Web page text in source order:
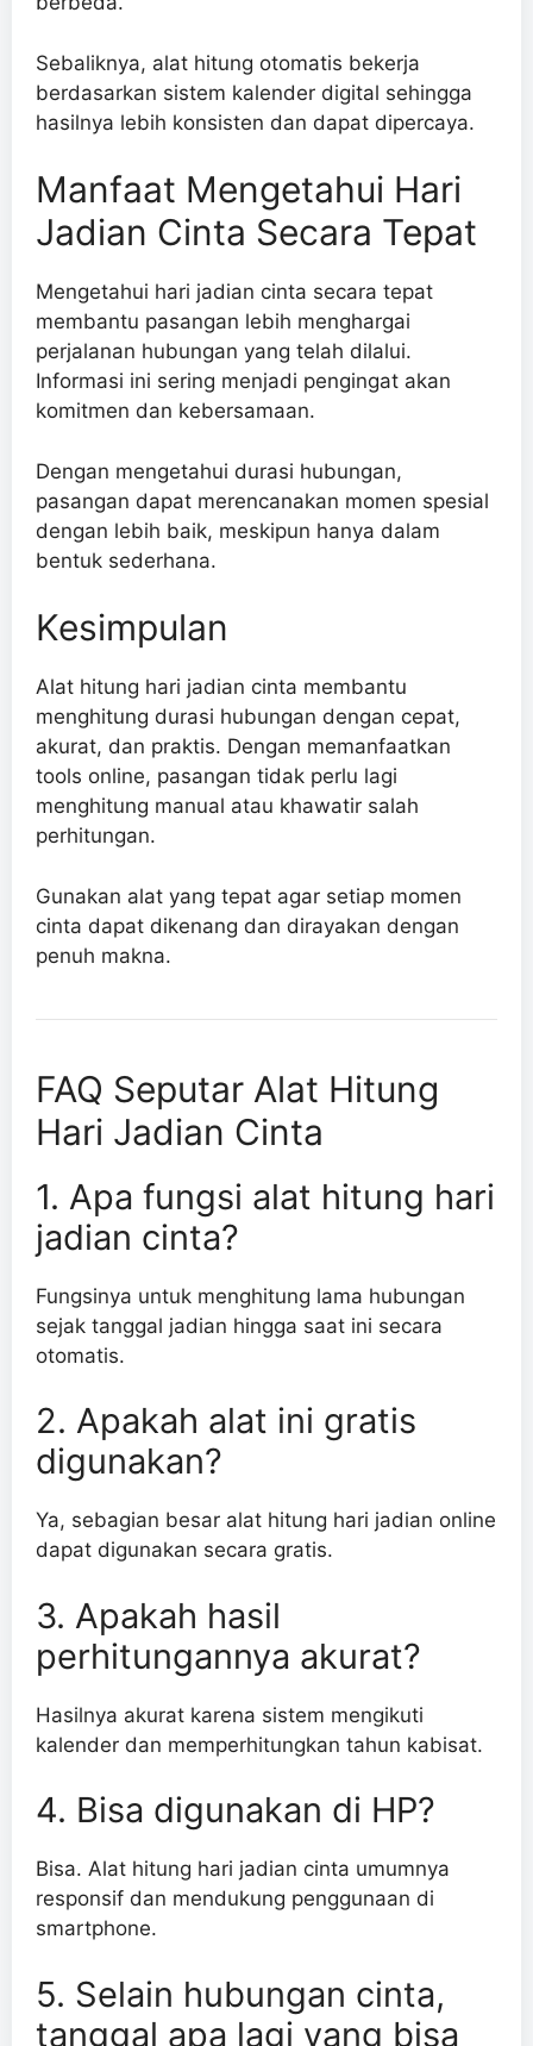
Sebaliknya, alat hitung otomatis bekerja
berdasarkan sistem kalender digital sehingga
hasilnya lebih konsisten dan dapat dipercaya.
Manfaat Mengetahui Hari
Jadian Cinta Secara Tepat
Mengetahui hari jadian cinta secara tepat
membantu pasangan lebih menghargai
perjalanan hubungan yang telah dilalui.
Informasi ini sering menjadi pengingat akan
komitmen dan kebersamaan.
Dengan mengetahui durasi hubungan,
pasangan dapat merencanakan momen spesial
dengan lebih baik, meskipun hanya dalam
bentuk sederhana.
Kesimpulan
Alat hitung hari jadian cinta membantu
menghitung durasi hubungan dengan cepat,
akurat, dan praktis. Dengan memanfaatkan
tools online, pasangan tidak perlu lagi
menghitung manual atau khawatir salah
perhitungan.
Gunakan alat yang tepat agar setiap momen
cinta dapat dikenang dan dirayakan dengan
penuh makna.
FAQ Seputar Alat Hitung
Hari Jadian Cinta
1. Apa fungsi alat hitung hari
jadian cinta?
Fungsinya untuk menghitung lama hubungan
sejak tanggal jadian hingga saat ini secara
otomatis.
2. Apakah alat ini gratis
digunakan?
Ya, sebagian besar alat hitung hari jadian online
dapat digunakan secara gratis.
3. Apakah hasil
perhitungannya akurat?
Hasilnya akurat karena sistem mengikuti
kalender dan memperhitungkan tahun kabisat.
4. Bisa digunakan di HP?
Bisa. Alat hitung hari jadian cinta umumnya
responsif dan mendukung penggunaan di
smartphone.
5. Selain hubungan cinta,
tanggal apa lagi yang bisa